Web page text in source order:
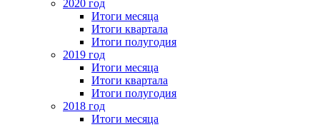
2020 год
Итоги месяца
Итоги квартала
Итоги полугодия
2019 год
Итоги месяца
Итоги квартала
Итоги полугодия
2018 год
Итоги месяца